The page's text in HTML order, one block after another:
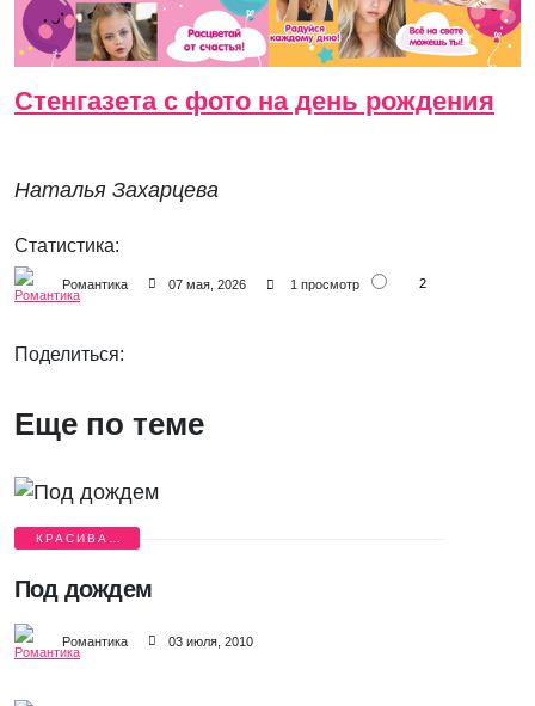
Стенгазета с фото на день рождения
Наталья Захарцева
Статистика:
Романтика 07 мая, 2026 1 просмотр 2
Поделиться:
Еще по теме
КРАСИВАЯ
Под дождем
Романтика 03 июля, 2010